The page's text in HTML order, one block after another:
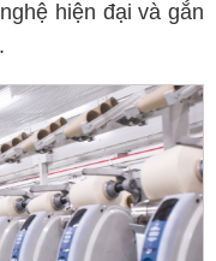
hiện đại và gắn